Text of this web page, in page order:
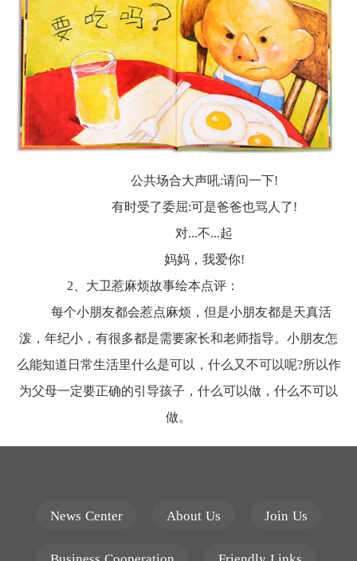
公共场合大声吼:请问一下!
有时受了委屈:可是爸爸也骂人了!
对...不...起
妈妈，我爱你!
2、大卫惹麻烦故事绘本点评：
每个小朋友都会惹点麻烦，但是小朋友都是天真活
泼，年纪小，有很多都是需要家长和老师指导。小朋友怎
么能知道日常生活里什么是可以，什么又不可以呢?所以作
为父母一定要正确的引导孩子，什么可以做，什么不可以
做。
News Center About Us Join Us